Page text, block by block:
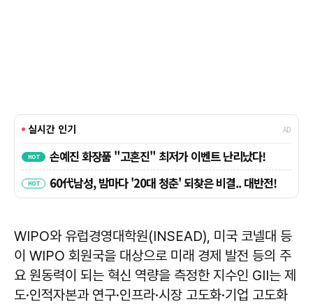
WIPO와 유럽경영대학원(INSEAD), 미국 코넬대 등
이 WIPO 회원국을 대상으로 미래 경제 발전 등의 주
요 원동력이 되는 혁신 역량을 측정한 지수인 GII는 제
도·인적자본과 연구·인프라·시장 고도화·기업 고도화